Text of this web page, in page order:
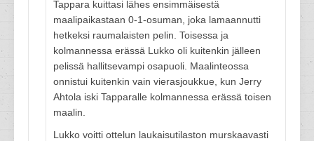
Tappara kuittasi lähes ensimmäisestä
maalipaikastaan 0-1-osuman, joka lamaannutti
hetkeksi raumalaisten pelin. Toisessa ja
kolmannessa erässä Lukko oli kuitenkin jälleen
pelissä hallitsevampi osapuoli. Maalinteossa
onnistui kuitenkin vain vierasjoukkue, kun Jerry
Ahtola iski Tapparalle kolmannessa erässä toisen
maalin.
Lukko voitti ottelun laukaisutilaston murskaavasti